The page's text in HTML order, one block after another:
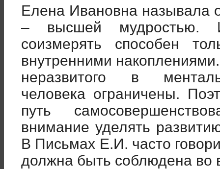
Елена Ивановна называла
– высшей мудростью.
соизмерять способен
внутренними
неразвитого в
человека ограничены.
путь
внимание уделять
В Письмах Е.И. часто
должна быть соблюдена во